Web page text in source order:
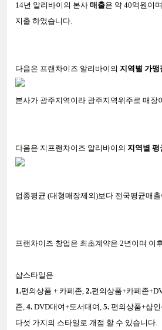
14년 알리바이의 본사 매출은 약 40억원이며
지출 하였습니다.
다음은 프랜차이즈 알리바이의 지역별 가맹
본사가 광주지역이라 광주지역위주로 매장
다음은 지프랜차이즈 알리바이의 지역별 평
업종평균 (대형매장제외)보다 전국평균매
프랜차이즈 창업은 최초계약은 2년이며 이
샵스타일은
1.편의상품 + 카페존, 2.편의상품+카페존
존, 4. DVD대여+도서대여, 5. 편의상품+샵
다섯 가지의 스타일로 개점 할 수 있습니다.